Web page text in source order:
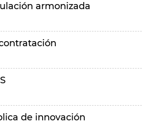
armonizada
de innovación